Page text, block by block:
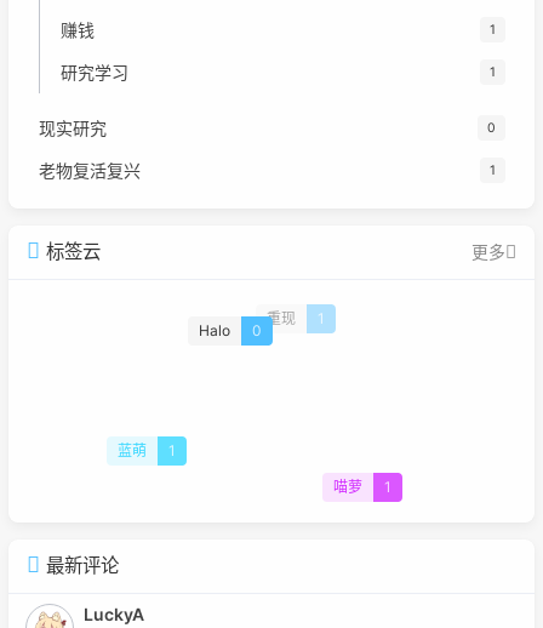
赚钱 1
研究学习 1
现实研究 0
老物复活复兴 1
标签云 更多
Halo 0
喵萝 1
重现
蓝萌 1
最新评论
LuckyA